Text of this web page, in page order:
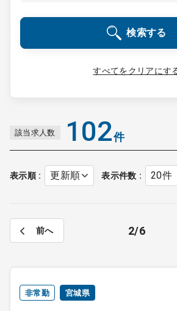
9:00 ～ 18:00（
0120-337-
採用をお考えの医療機関の方
検索する
すべてをクリアにす
該当求人数 102件
表示順 表示件数
前へ 2 6
非常勤 宮城県